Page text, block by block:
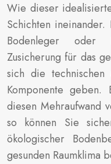
Wie dieser
Schichten
Bodenleger oder
Zusicherung für das
sich die
Komponente
diesen Mehraufwand
so können Sie
ökologischer
gesunden Raumklima